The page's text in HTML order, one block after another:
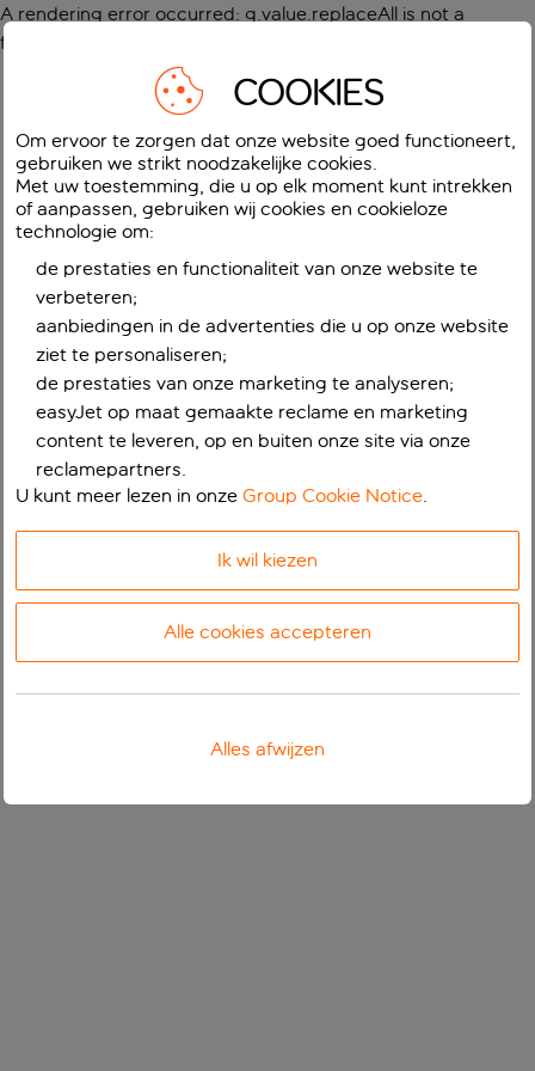
A rendering error occurred: g.value.replaceAll is not a
function
COOKIES
Om ervoor te zorgen dat onze website goed functioneert,
gebruiken we strikt noodzakelijke cookies.
Met uw toestemming, die u op elk moment kunt intrekken
of aanpassen, gebruiken wij cookies en cookieloze
technologie om:
de prestaties en functionaliteit van onze website te
verbeteren;
aanbiedingen in de advertenties die u op onze website
ziet te personaliseren;
de prestaties van onze marketing te analyseren;
easyJet op maat gemaakte reclame en marketing
content te leveren, op en buiten onze site via onze
reclamepartners.
U kunt meer lezen in onzeGroup Cookie Notice.
Ik wil kiezen
Alle cookies accepteren
Alles afwijzen